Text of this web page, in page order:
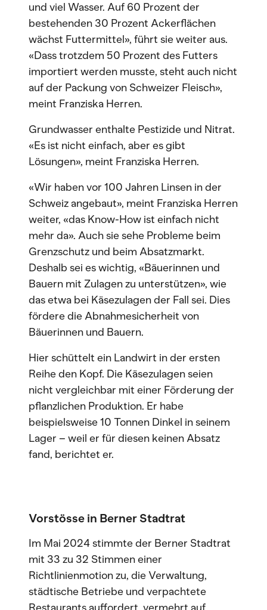
und viel Wasser. Auf 60 Prozent der
bestehenden 30 Prozent Ackerflächen
wächst Futtermittel», führt sie weiter aus.
«Dass trotzdem 50 Prozent des Futters
importiert werden musste, steht auch nicht
auf der Packung von Schweizer Fleisch»,
meint Franziska Herren.
Grundwasser enthalte Pestizide und Nitrat.
«Es ist nicht einfach, aber es gibt
Lösungen», meint Franziska Herren.
«Wir haben vor 100 Jahren Linsen in der
Schweiz angebaut», meint Franziska Herren
weiter, «das Know-How ist einfach nicht
mehr da». Auch sie sehe Probleme beim
Grenzschutz und beim Absatzmarkt.
Deshalb sei es wichtig, «Bäuerinnen und
Bauern mit Zulagen zu unterstützen», wie
das etwa bei Käsezulagen der Fall sei. Dies
fördere die Abnahmesicherheit von
Bäuerinnen und Bauern.
Hier schüttelt ein Landwirt in der ersten
Reihe den Kopf. Die Käsezulagen seien
nicht vergleichbar mit einer Förderung der
pflanzlichen Produktion. Er habe
beispielsweise 10 Tonnen Dinkel in seinem
Lager – weil er für diesen keinen Absatz
fand, berichtet er.
Vorstösse in Berner Stadtrat
Im Mai 2024 stimmte der Berner Stadtrat
mit 33 zu 32 Stimmen einer
Richtlinienmotion zu, die Verwaltung,
städtische Betriebe und verpachtete